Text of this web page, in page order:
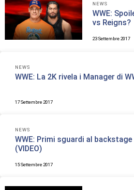
NEWS
WWE:
vs Reigns?
23 Settembre 2017
NEWS
WWE: La 2K rivela i Manager di
17 Settembre 2017
NEWS
WWE: Primi sguardi al backstage
(VIDEO)
15 Settembre 2017